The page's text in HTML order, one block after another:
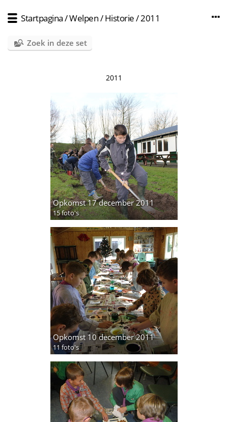
Startpagina/Welpen/Historie/2011
Zoek in deze set
2011
Opkomst 17 december 2011
15 foto's
Opkomst 10 december 2011
11 foto's